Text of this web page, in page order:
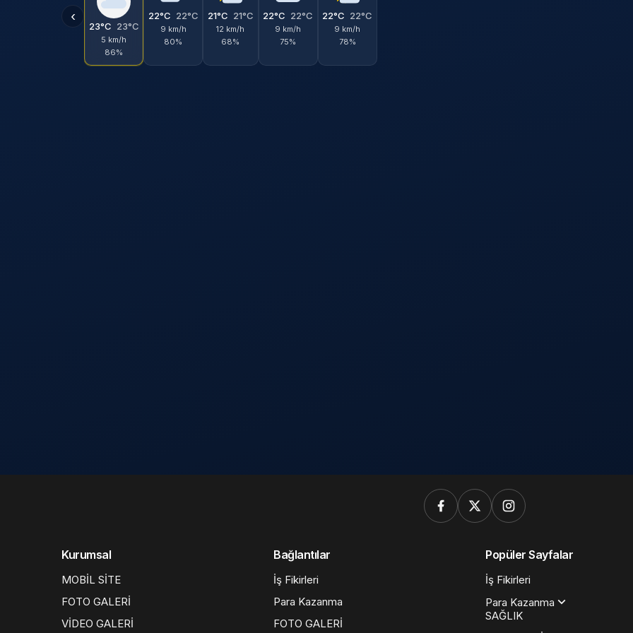
‹
23°C 23°C
5 km/h
86%
22°C 22°C
9 km/h
80%
21°C 21°C
12 km/h
68%
22°C 22°C
9 km/h
75%
22°C 22°C
9 km/h
78%
Kurumsal
MOBİL SİTE
FOTO GALERİ
VİDEO GALERİ
Bağlantılar
İş Fikirleri
Para Kazanma
FOTO GALERİ
Popüler Sayfalar
İş Fikirleri
Para Kazanma
SAĞLIK